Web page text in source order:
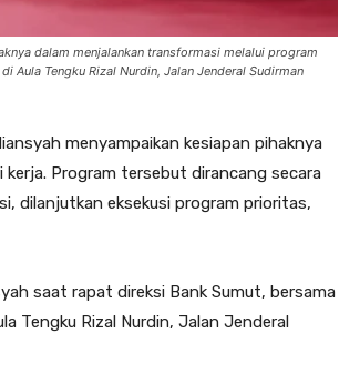
dalam menjalankan transformasi melalui program
Aula Tengku Rizal Nurdin, Jalan Jenderal Sudirman
menyampaikan kesiapan pihaknya
Program tersebut dirancang secara
dilanjutkan eksekusi program prioritas,
saat rapat direksi Bank Sumut, bersama
Tengku Rizal Nurdin, Jalan Jenderal